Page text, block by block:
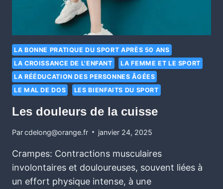
LA BONNE PRATIQUE DU SPORT APRÈS 50 ANS
LA CROISSANCE DE L'ENFANT
LA FEMME ET LE SPORT
LA RÉÉDUCATION DES PERSONNES ÂGÉES
LE MAL DE DOS
LES BIENFAITS DU SPORT
Les douleurs de la cuisse
Parcdelong@orange.fr janvier 24, 2025
Crampes: Contractions musculaires
involontaires et douloureuses, souvent liées à
un effort physique intense, à une